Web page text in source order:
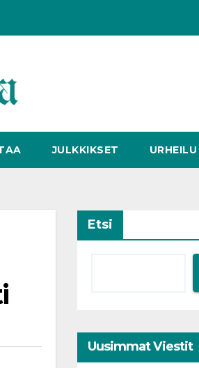
JULKKIKSET URHEILU
Etsi
Uusimmat Viestit